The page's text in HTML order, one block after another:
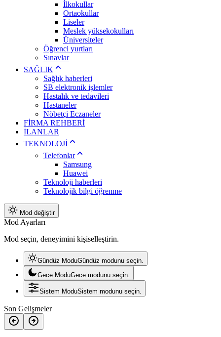
İlkokullar
Ortaokullar
Liseler
Meslek yüksekokulları
Üniversiteler
Öğrenci yurtları
Sınavlar
SAĞLIK
Sağlık haberleri
SB elektronik işlemler
Hastalık ve tedavileri
Hastaneler
Nöbetçi Eczaneler
FİRMA REHBERİ
İLANLAR
TEKNOLOJİ
Telefonlar
Samsung
Huawei
Teknoloji haberleri
Teknolojik bilgi öğrenme
Mod değiştir
Mod Ayarları
Mod seçin, deneyimini kişiselleştirin.
Gündüz ModuGündüz modunu seçin.
Gece ModuGece modunu seçin.
Sistem ModuSistem modunu seçin.
Son Gelişmeler